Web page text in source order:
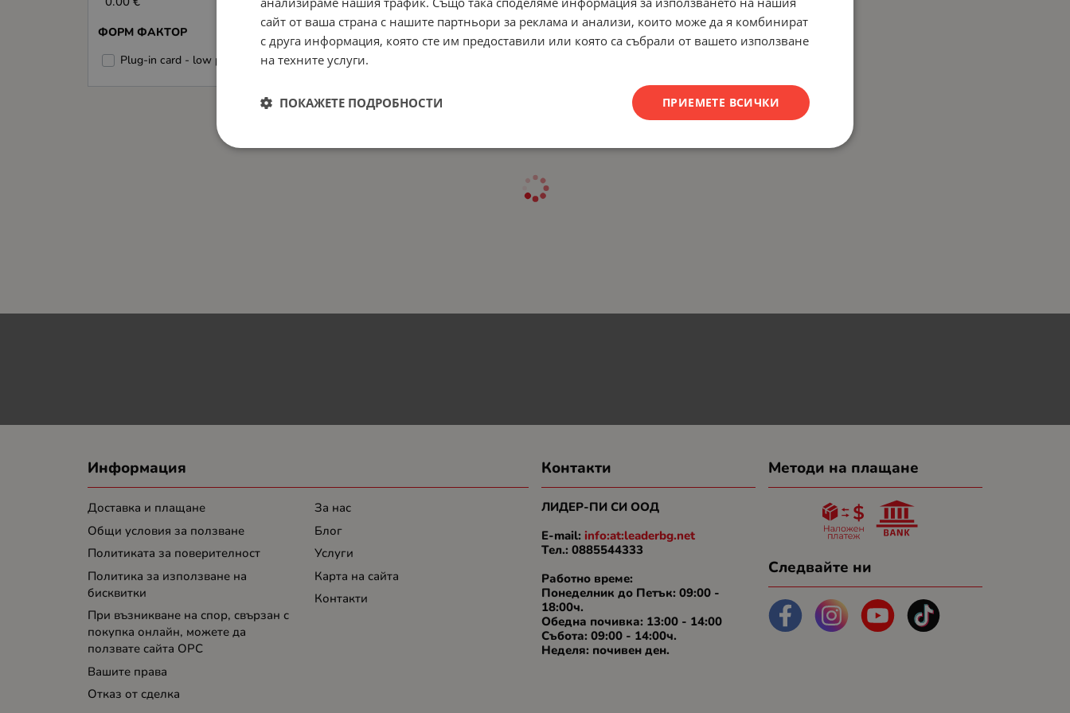
ФОРМ ФАКТОР
Plug-in card - low profile
(2)
Информация
Доставка и плащане
Общи условия за ползване
Политиката за поверителност
Политика за използване на
бисквитки
При възникване на спор, свързан с
покупка онлайн, можете да
ползвате сайта ОРС
Вашите права
Отказ от сделка
За нас
Блог
Услуги
Карта на сайта
Контакти
Контакти
ЛИДЕР-ПИ СИ ООД
E-mail:info:at:leaderbg.net
Tел.: 0885544333
Работно време:
Понеделник до Петък: 09:00 -
18:00ч.
Обедна почивка: 13:00 - 14:00
Събота: 09:00 - 14:00ч.
Неделя: почивен ден.
Методи на плащане
Следвайте ни
сайт от ваша страна с нашите партньори за реклама и анализи, които може да я комбинират
с друга информация, която сте им предоставили или която са събрали от вашето използване
на техните услуги.
ПРИЕМЕТЕ ВСИЧКИ
ПОКАЖЕТЕ ПОДРОБНОСТИ